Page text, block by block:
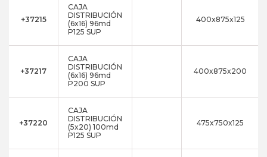
+37215
CAJA
DISTRIBUCIÓN
(6x16) 96md
P125 SUP
400x875x125
+37217
CAJA
DISTRIBUCIÓN
(6x16) 96md
P200 SUP
400x875x200
+37220
CAJA
DISTRIBUCIÓN
(5x20) 100md
P125 SUP
475x750x125